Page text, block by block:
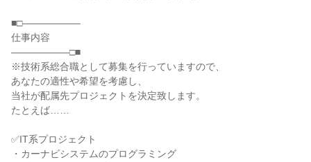
■□――――――
仕事内容
――――――□■
※技術系総合職として募集を行っていますので、
あなたの適性や希望を考慮し、
当社が配属先プロジェクトを決定致します。
たとえば……
✅IT系プロジェクト
・カーナビシステムのプログラミング